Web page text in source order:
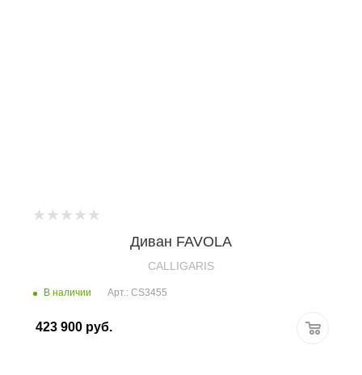
Диван FAVOLA
CALLIGARIS
В наличии Арт.: CS3455
423 900 руб.